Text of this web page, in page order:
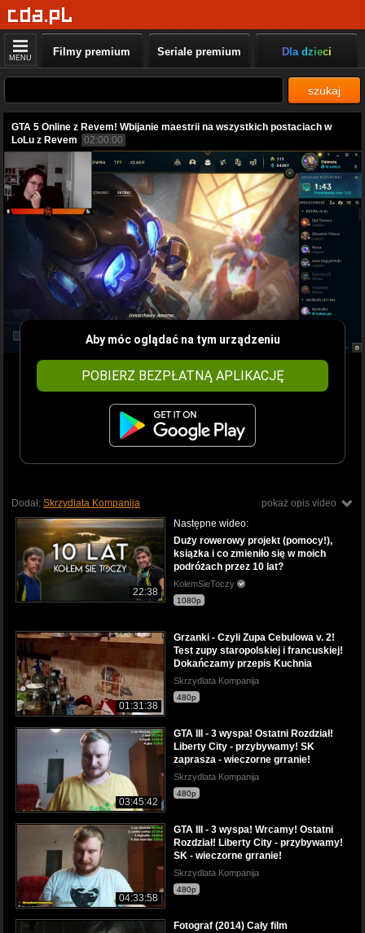
MENU Filmy premium Seriale premium Dla dzieci
szukaj
GTA 5 Online z Revem! Wbijanie maestrii na wszystkich postaciach w
LoLu z Revem
02:00:00
Aby móc oglądać na tym urządzeniu
POBIERZ BEZPŁATNĄ APLIKACJĘ
pokaż opis video
Dodał: Skrzydlata Kompanija
22:38
Następne wideo:
Duży rowerowy projekt (pomocy!),
książka i co zmieniło się w moich
podróżach przez 10 lat?
KolemSieToczy
1080p
01:31:38
Grzanki - Czyli Zupa Cebulowa v. 2!
Test zupy staropolskiej i francuskiej!
Dokańczamy przepis Kuchnia
Skrzydlata Kompanija
480p
03:45:42
GTA III - 3 wyspa! Ostatni Rozdział!
Liberty City - przybywamy! SK
zaprasza - wieczorne grranie!
Skrzydlata Kompanija
480p
04:33:58
GTA III - 3 wyspa! Wrcamy! Ostatni
Rozdział! Liberty City - przybywamy!
SK - wieczorne grranie!
Skrzydlata Kompanija
480p
Fotograf (2014) Cały film